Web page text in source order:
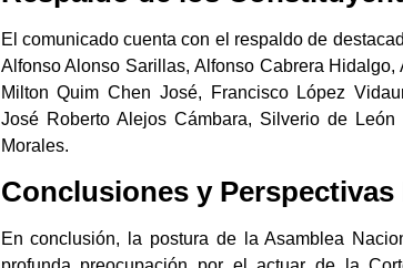
El comunicado cuenta con el respaldo de
Alfonso Alonso Sarillas, Alfonso Cabrera
Milton Quim Chen José, Francisco López
José Roberto Alejos Cámbara, Silverio de
Morales.
Conclusiones y Perspectivas
En conclusión, la postura de la Asamblea